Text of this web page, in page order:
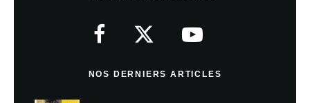
NOS DERNIERS ARTICLES